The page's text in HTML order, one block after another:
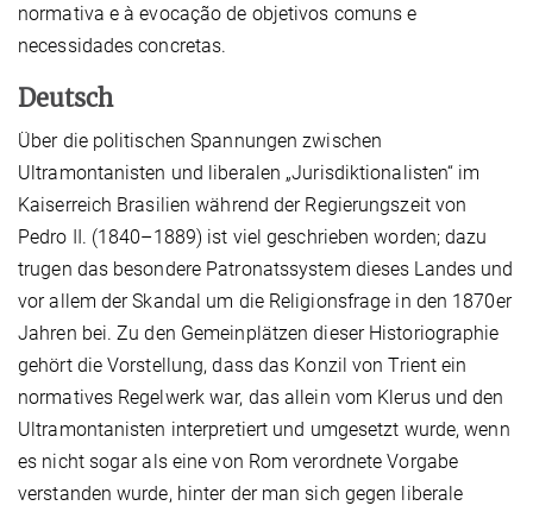
normativa e à evocação de objetivos comuns e
necessidades concretas.
Deutsch
Über die politischen Spannungen zwischen
Ultramontanisten und liberalen „Jurisdiktionalisten“ im
Kaiserreich Brasilien während der Regierungszeit von
Pedro II. (1840–1889) ist viel geschrieben worden; dazu
trugen das besondere Patronatssystem dieses Landes und
vor allem der Skandal um die Religionsfrage in den 1870er
Jahren bei. Zu den Gemeinplätzen dieser Historiographie
gehört die Vorstellung, dass das Konzil von Trient ein
normatives Regelwerk war, das allein vom Klerus und den
Ultramontanisten interpretiert und umgesetzt wurde, wenn
es nicht sogar als eine von Rom verordnete Vorgabe
verstanden wurde, hinter der man sich gegen liberale